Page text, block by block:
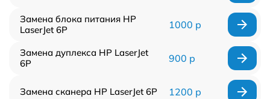
Замена блока питания HP
LaserJet 6P
1000 р
Замена дуплекса HP LaserJet
6P
900 р
Замена сканера HP LaserJet 6P 1200 р